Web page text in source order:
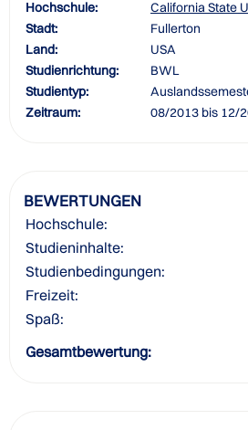
Hochschule:
California State
Stadt:
Fullerton
Land:
USA
Studienrichtung:
BWL
Studientyp:
Zeitraum:
08/2013 bis 12/
BEWERTUNGEN
Hochschule:
Studieninhalte:
Studienbedingungen:
Freizeit:
Spaß:
Gesamtbewertung: